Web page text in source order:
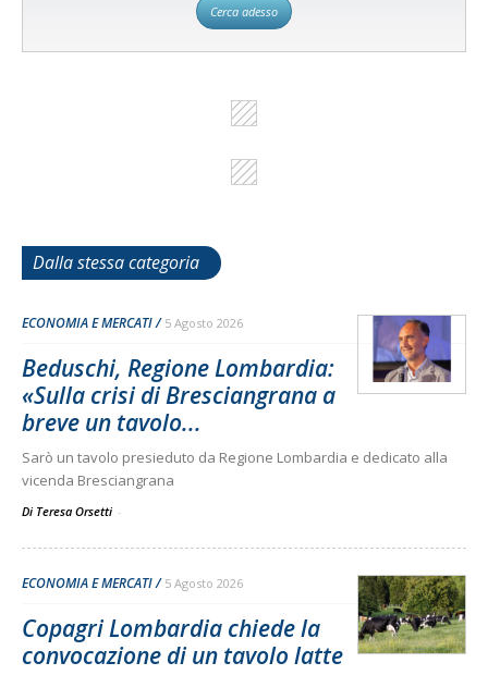
Cerca adesso
Dalla stessa categoria
ECONOMIA E MERCATI 5 Agosto 2026
Beduschi, Regione Lombardia:
«Sulla crisi di Bresciangrana a
breve un tavolo...
Sarò un tavolo presieduto da Regione Lombardia e dedicato alla
vicenda Bresciangrana
Di Teresa Orsetti -
ECONOMIA E MERCATI 5 Agosto 2026
Copagri Lombardia chiede la
convocazione di un tavolo latte